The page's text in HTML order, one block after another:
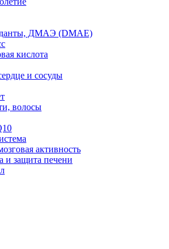
ДМАЭ (DMAE)
кислота
и сосуды
волосы
активность
и защита печени